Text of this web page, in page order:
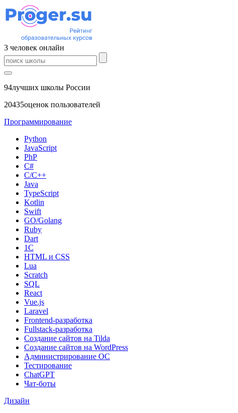
3 человек онлайн
94лучших школы России
20435оценок пользователей
Программирование
Python
JavaScript
PhP
C#
С/C++
Java
TypeScript
Kotlin
Swift
GO/Golang
Ruby
Dart
1С
HTML и CSS
Lua
Scratch
SQL
React
Vue.js
Laravel
Frontend-разработка
Fullstack-разработка
Создание сайтов на Tilda
Создание сайтов на WordPress
Администрирование ОС
Тестирование
ChatGPT
Чат-боты
Дизайн